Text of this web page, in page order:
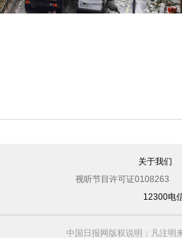
关于我们
视听节目许可证0108263
12300电
中国日报网版权说明：凡注明